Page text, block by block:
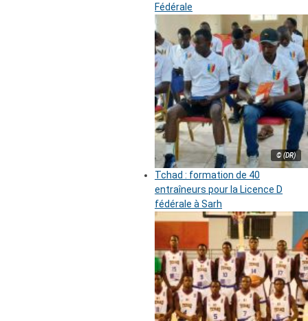
Fédérale
© (DR)
Tchad : formation de 40
entraîneurs pour la Licence D
fédérale à Sarh